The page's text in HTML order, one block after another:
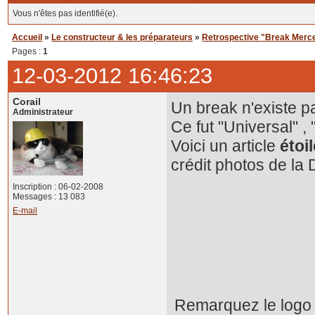
Vous n'êtes pas identifié(e).
Accueil » Le constructeur & les préparateurs » Retrospective "Break
Pages :1
12-03-2012 16:46:23
Corail
Administrateur
Inscription : 06-02-2008
Messages : 13 083
E-mail
Un break n'existe
Ce fut "Universal" ,
Voici un article
crédit photos de la
Remarquez le